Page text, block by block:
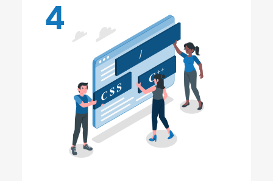
4